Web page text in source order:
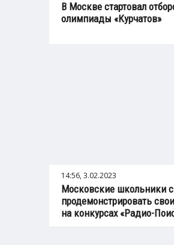
В Москве стартовал
олимпиады «Курчатов»
14:56, 3.02.2023
Московские школьники
продемонстрировать
на конкурсах «Радио-